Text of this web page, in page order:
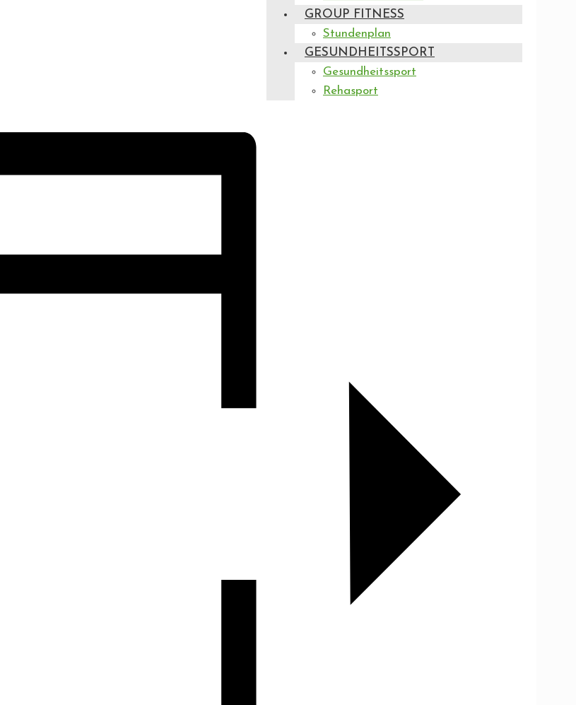
GROUP FITNESS
Stundenplan
GESUNDHEITSSPORT
Gesundheitssport
Rehasport